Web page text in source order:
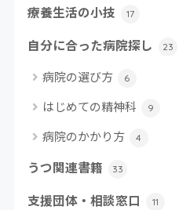
療養生活の小技 17
自分に合った病院探し 23
病院の選び方 6
はじめての精神科 9
病院のかかり方 4
うつ関連書籍 33
支援団体・相談窓口 11